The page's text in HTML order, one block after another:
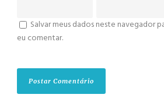
Salvar meus dados neste navegador
eu comentar.